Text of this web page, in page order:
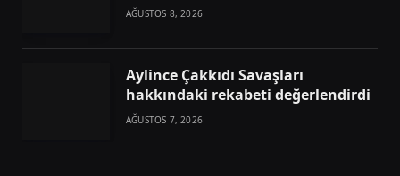
AĞUSTOS 8, 2026
Aylince Çakkıdı Savaşları
hakkındaki rekabeti değerlendirdi
AĞUSTOS 7, 2026